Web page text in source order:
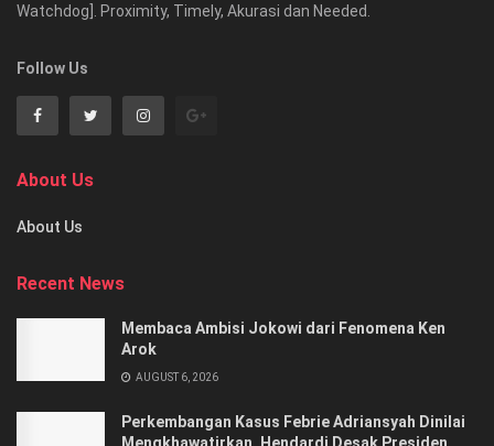
Watchdog]. Proximity, Timely, Akurasi dan Needed.
Follow Us
About Us
About Us
Recent News
Membaca Ambisi Jokowi dari Fenomena Ken
Arok
AUGUST 6, 2026
Perkembangan Kasus Febrie Adriansyah Dinilai
Mengkhawatirkan, Hendardi Desak Presiden